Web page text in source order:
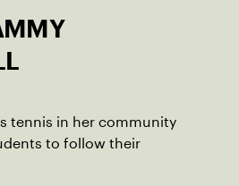
tennis in her community
to follow their